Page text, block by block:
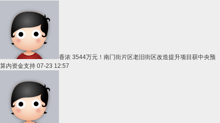
香浓 3544万元！南门街片区老旧街区改造提升项目获中央预
算内资金支持 07-23 12:57